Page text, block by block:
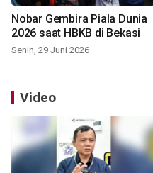
Nobar Gembira Piala Dunia
2026 saat HBKB di Bekasi
Senin, 29 Juni 2026
Video